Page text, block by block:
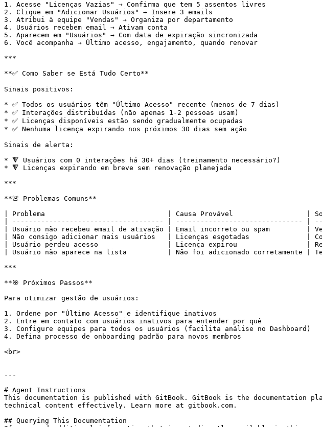
1. Acesse "Licenças Vazias" → Confirma que tem 5 assentos livres
2. Clique em "Adicionar Usuários" → Insere 3 emails
3. Atribui à equipe "Vendas" → Organiza por departamento
4. Usuários recebem email → Ativam conta
5. Aparecem em "Usuários" → Com data de expiração sincronizada
6. Você acompanha → Último acesso, engajamento, quando renovar
***
**✅ Como Saber se Está Tudo Certo**
Sinais positivos:
* ✅ Todos os usuários têm "Último Acesso" recente (menos de 7 dias)
* ✅ Interações distribuídas (não apenas 1-2 pessoas usam)
* ✅ Licenças disponíveis estão sendo gradualmente ocupadas
* ✅ Nenhuma licença expirando nos próximos 30 dias sem ação
Sinais de alerta:
* 🔻 Usuários com 0 interações há 30+ dias (treinamento necessário?)
* 🔻 Licenças expirando em breve sem renovação planejada
***
**🚨 Problemas Comuns**
| Problema                              | Causa Provável
| ------------------------------------- | ------------------------------- |
| Usuário não recebeu email de ativação | Email incorreto ou spam         |
| Não consigo adicionar mais usuários   | Licenças esgotadas
| Usuário perdeu acesso                 | Licença expirou
| Usuário não aparece na lista          | Não foi adicionado corretamente
***
**🎯 Próximos Passos**
Para otimizar gestão de usuários:
1. Ordene por "Último Acesso" e identifique inativos
2. Entre em contato com usuários inativos para entender por quê
3. Configure equipes para todos os usuários (facilita análise no Dashboard)
4. Defina processo de onboarding padrão para novos membros
<br>
---
# Agent Instructions
This documentation is published with GitBook. GitBook is the documentation
technical content effectively. Learn more at gitbook.com.
## Querying This Documentation